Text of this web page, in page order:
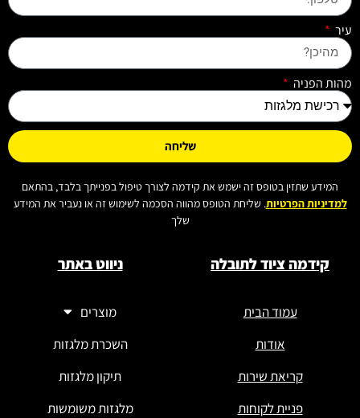
עיר
מהות הפניה
שליחה
המידע שתזין בטופס זה ישמש את קידמה לצורך טיפול בפנייתך בלבד, בהתאם
למדיניות הפרטיות. שליחת הטופס מהווה הסכמה לשימוש זה או נעביר את המידע
שלך
קידמה ציוד לתובלה
עמוד הבית
אודות
קריאת שירות
פניית לקוחות
ניווט באתר
מוצרים
השכרת מלגזות
תיקון מלגזות
מלגזות משומשות